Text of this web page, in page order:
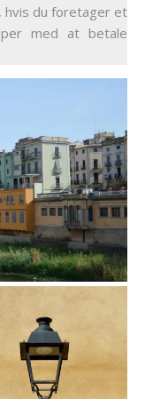
hvis du foretager et
med at betale